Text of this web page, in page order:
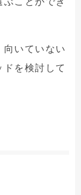
向いていない
を検討して